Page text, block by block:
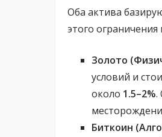
Оба актива
этого
Золото
условий и
около 1.5–2%.
Биткоин